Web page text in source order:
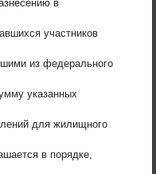
в
участников
из федерального
указанных
для жилищного
в порядке,